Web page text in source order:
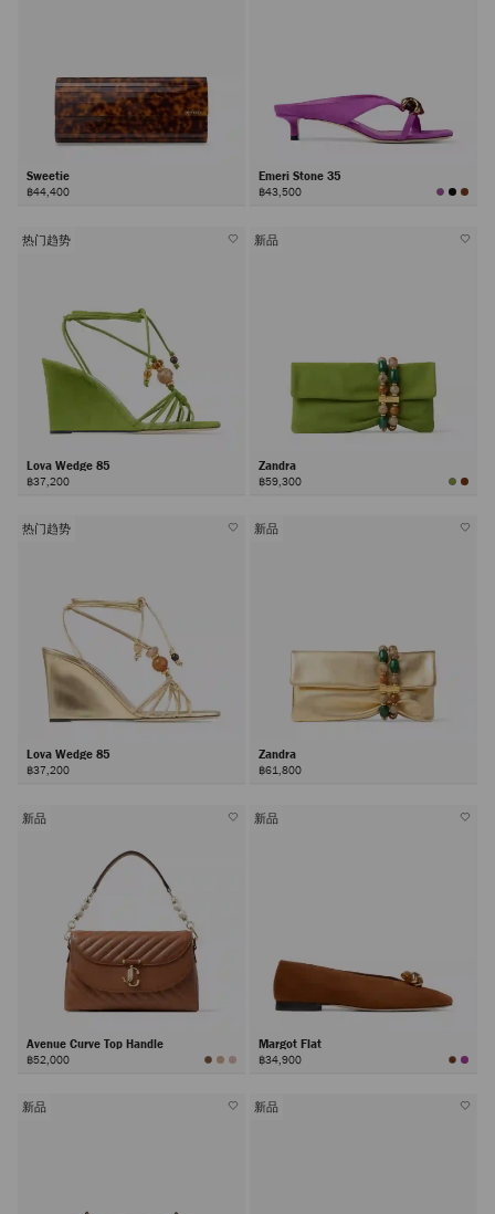
Sweetie
฿44,400
Emeri Stone 35
฿43,500
热门趋势
Lova Wedge 85
฿37,200
新品
Zandra
฿59,300
热门趋势
Lova Wedge 85
฿37,200
新品
Zandra
฿61,800
新品
Avenue Curve Top Handle
฿52,000
新品
Margot Flat
฿34,900
新品 新品